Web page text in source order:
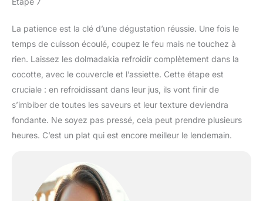
La patience est la clé d’une dégustation réussie. Une fois le
temps de cuisson écoulé, coupez le feu mais ne touchez à
rien. Laissez les dolmadakia refroidir complètement dans la
cocotte, avec le couvercle et l’assiette. Cette étape est
cruciale : en refroidissant dans leur jus, ils vont finir de
s’imbiber de toutes les saveurs et leur texture deviendra
fondante. Ne soyez pas pressé, cela peut prendre plusieurs
heures. C’est un plat qui est encore meilleur le lendemain.